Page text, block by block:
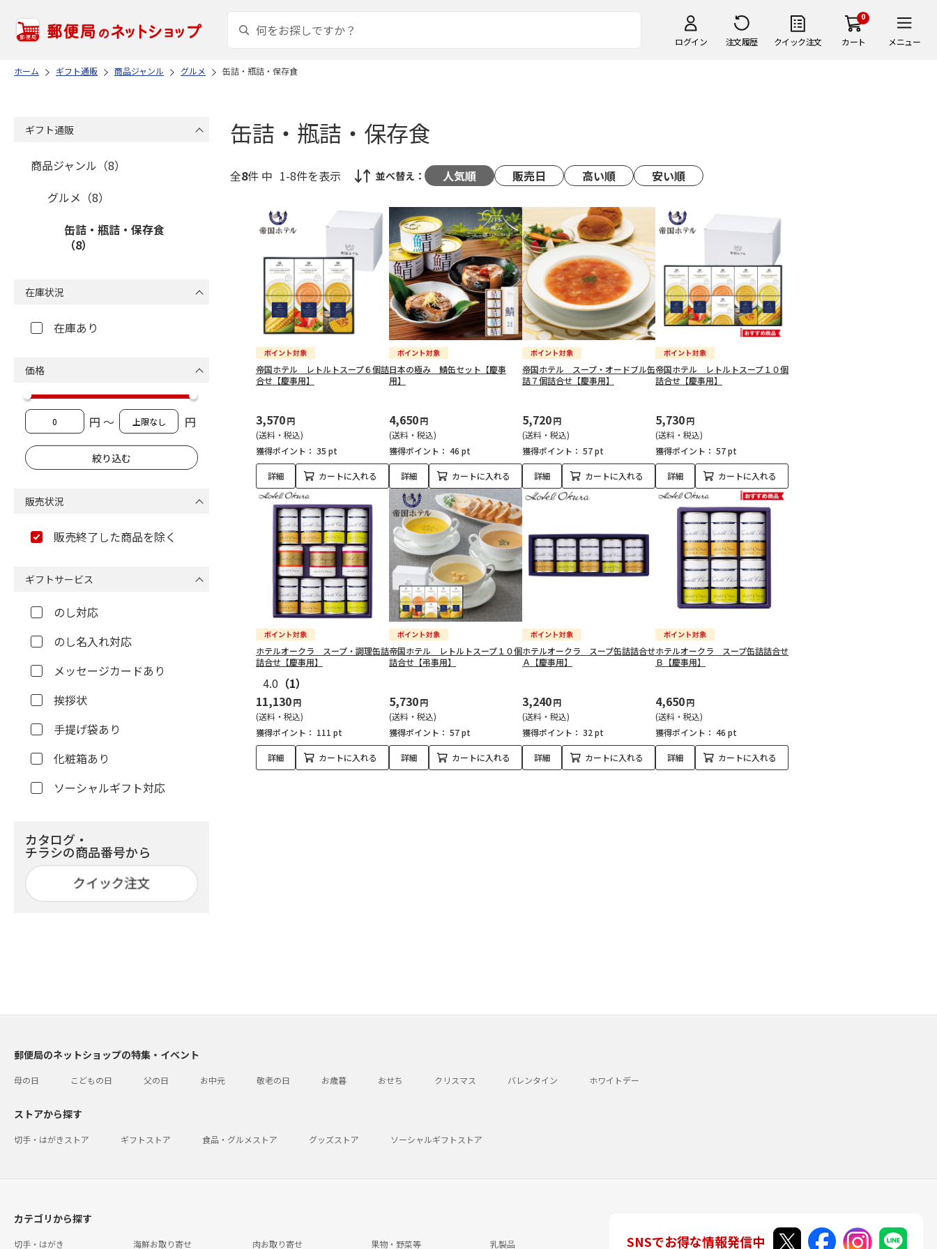
ログイン 注文履歴 クイック注文
0
カート メニュー
ホーム ギフト通販 商品ジャンル グルメ 缶詰・瓶詰・保存食
缶詰・瓶詰・保存食
全8件 中 1-8件を表示 並べ替え： 人気順 販売日 高い順 安い順
帝国ホテル レトルトスープ６個詰
合せ【慶事用】
3,570円
(送料・税込)
獲得ポイント： 35 pt
詳細 カートに入れる
日本の極み 鯖缶セット【慶事
用】
4,650円
(送料・税込)
獲得ポイント： 46 pt
詳細 カートに入れる
帝国ホテル スープ・オードブル缶
詰７個詰合せ【慶事用】
5,720円
(送料・税込)
獲得ポイント： 57 pt
詳細 カートに入れる
帝国ホテル レトルトスープ１０個
詰合せ【慶事用】
5,730円
(送料・税込)
獲得ポイント： 57 pt
詳細 カートに入れる
ホテルオークラ スープ・調理缶詰
詰合せ【慶事用】
4.0 （1）
11,130円
(送料・税込)
獲得ポイント： 111 pt
詳細 カートに入れる
帝国ホテル レトルトスープ１０個
詰合せ【弔事用】
5,730円
(送料・税込)
獲得ポイント： 57 pt
詳細 カートに入れる
ホテルオークラ スープ缶詰詰合せ
Ａ【慶事用】
3,240円
(送料・税込)
獲得ポイント： 32 pt
詳細 カートに入れる
ホテルオークラ スープ缶詰詰合せ
Ｂ【慶事用】
4,650円
(送料・税込)
獲得ポイント： 46 pt
詳細 カートに入れる
ギフト通販
商品ジャンル（8）
グルメ（8）
缶詰・瓶詰・保存食
（8）
在庫状況
在庫あり
価格
円 ～ 円
販売状況
販売終了した商品を除く
ギフトサービス
のし対応
のし名入れ対応
メッセージカードあり
挨拶状
手提げ袋あり
化粧箱あり
ソーシャルギフト対応
カタログ・
チラシの商品番号から
郵便局のネットショップの特集・イベント
母の日 こどもの日 父の日 お中元 敬老の日 お歳暮 おせち クリスマス バレンタイン ホワイトデー
ストアから探す
切手・はがきストア ギフトストア 食品・グルメストア グッズストア ソーシャルギフトストア
カテゴリから探す
切手・はがき 海鮮お取り寄せ 肉お取り寄せ 果物・野菜等 乳製品 SNSでお得な情報発信中